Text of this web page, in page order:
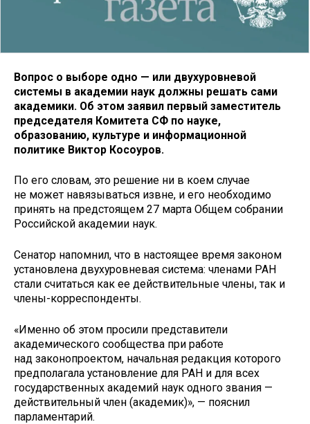
Вопрос о выборе одно — или двухуровневой
системы в академии наук должны решать сами
академики. Об этом заявил первый заместитель
председателя Комитета СФ по науке,
образованию, культуре и информационной
политике Виктор Косоуров.
По его словам, это решение ни в коем случае
не может навязываться извне, и его необходимо
принять на предстоящем 27 марта Общем собрании
Российской академии наук.
Сенатор напомнил, что в настоящее время законом
установлена двухуровневая система: членами РАН
стали считаться как ее действительные члены, так и
члены-корреспонденты.
«Именно об этом просили представители
академического сообщества при работе
над законопроектом, начальная редакция которого
предполагала установление для РАН и для всех
государственных академий наук одного звания —
действительный член (академик)», — пояснил
парламентарий.